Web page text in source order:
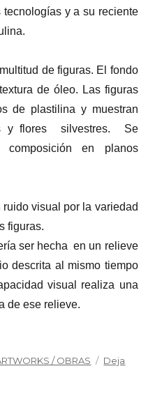
y a su reciente
de figuras. El fondo
de óleo. Las figuras
de plastilina y muestran
y flores silvestres. Se
en planos
visual por la variedad
figuras.
ser hecha en un relieve
descrita al mismo tiempo
visual realiza una
de ese relieve.
/ OBRAS
Deja